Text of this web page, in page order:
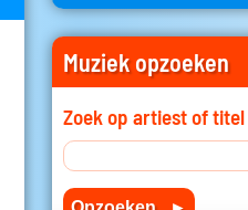
Muziek opzoeken
Zoek op artiest of titel